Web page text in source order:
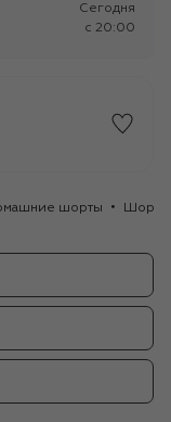
Сегодня
c 20:00
шорты Шорты